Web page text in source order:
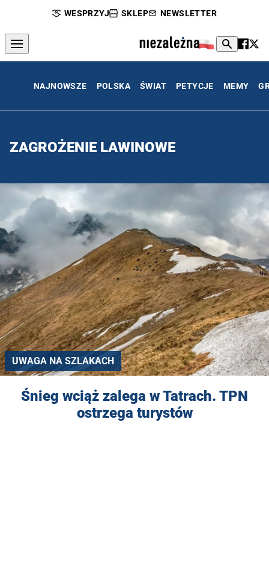
WESPRZYJ SKLEP NEWSLETTER
NAJNOWSZE POLSKA ŚWIAT PETYCJE MEMY
ZAGROŻENIE LAWINOWE
UWAGA NA SZLAKACH
Śnieg wciąż zalega w Tatrach. TPN
ostrzega turystów